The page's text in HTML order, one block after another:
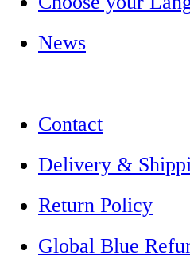
News
Contact
Delivery &
Return Policy
Global Blue